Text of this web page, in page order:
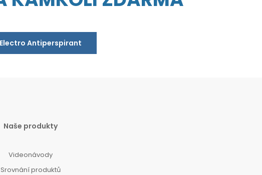
Antiperspirant
Naše produkty
Videonávody
Srovnání produktů